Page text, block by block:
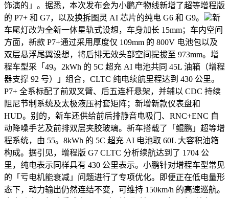
饰演的」。据悉，本次发布会为小鹏产物线新增了超等增程版
的 P7+ 和 G7，以及换拆图灵 AI 芯片的纯电 G6 和 G9。
新
车尾灯改为全新一体星轨式设想，车身加长 15mm；车内空间
方面，新款 P7+通过采用厚度仅 109mm 的 800V 电池包以及
双层悬浮尾翼设想，将后排无效头部空间提拔至 973mm。增
程车型采「49。2kWh 的 5C 超充 AI 电池共同 45L 油箱（增程
器支撑 92 号）」组合，CLTC 纯电续航里程达到 430 公里。
P7+ 全系标配了前双叉臂、后五连杆悬架，并辅以 CDC 持续
阻尼节制系统及太极液压衬套矩阵；新增新款仪表盘和
HUD。别的，新车还供给前后排静音电吸门、RNC+ENC 自
动降噪手艺及前排双层夹胶玻璃。新车搭载了「鲲鹏」超等增
程系统，由 55。8kWh 的 5C 超充 AI 电池取 60L 大容积油箱
构成。据引见，增程版 G7 CLTC 分析续航达到了 1704 公
里，纯电表示同样具有 430 公里表示。小鹏针对增程车型常见
的「亏电机能衰减」问题进行了专项优化。即便正在低电量形
态下，动力输出仍然连结不变，可维持 150km/h 的高速巡航。